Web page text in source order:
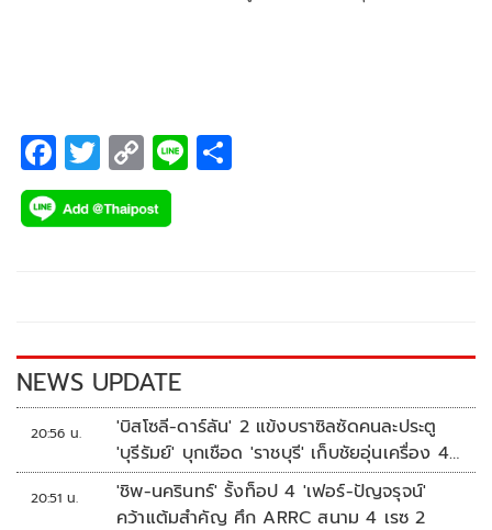
F
ac
e
k
T
wi
tt
C
o
p
k
Li
NEWS UPDATE
20:56 น.
'บิสโซลี-ดาร์ลัน' 2 แข้งบราซิลซัดคนละประตู
'บุรีรัมย์' บุกเชือด 'ราชบุรี' เก็บชัยอุ่นเครื่อง 4
นัดรวด
20:51 น.
'ชิพ-นครินทร์' รั้งท็อป 4 'เฟอร์-ปัญจรุจน์'
คว้าแต้มสำคัญ ศึก ARRC สนาม 4 เรซ 2